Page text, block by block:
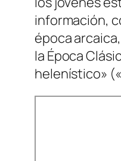
información,
época
la Época
helenístico»